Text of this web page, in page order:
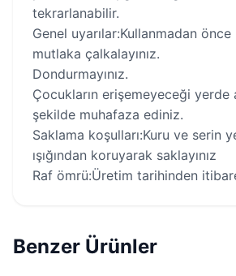
tekrarlanabilir.
Genel uyarılar:Kullanmadan
mutlaka çalkalayınız.
Dondurmayınız.
Çocukların erişemeyeceği yerde
şekilde muhafaza ediniz.
Saklama koşulları:Kuru ve serin
ışığından koruyarak saklayınız
Raf ömrü:Üretim tarihinden
Benzer Ürünler